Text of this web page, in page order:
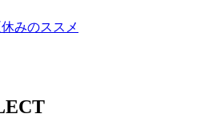
みのススメ